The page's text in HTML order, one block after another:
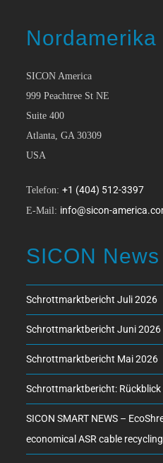
Nordamerika
SICON America
999 Peachtree St NE
Suite 400
Atlanta, GA 30309
USA
Telefon:+1 (404) 512-3397
E-Mail: info@sicon-
SICON News
Schrottmarktbericht Juli 2026
Schrottmarktbericht Juni 2026
Schrottmarktbericht Mai 2026
Schrottmarktbericht: Rückblick
SICON SMART NEWS –
economical ASR cable recycling